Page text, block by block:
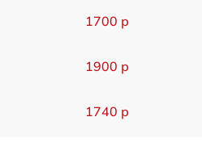
1700 р
1900 р
1740 р